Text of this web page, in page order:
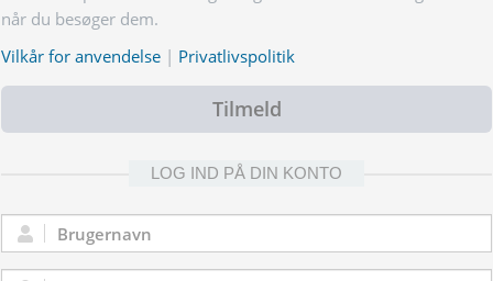
når du besøger dem.
Vilkår for anvendelse | Privatlivspolitik
Tilmeld
LOG IND PÅ DIN KONTO
Brugernavn: